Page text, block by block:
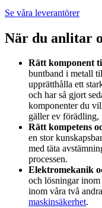
Se våra leverantörer
När du anlitar
Rätt komponent
buntband i metall
upprätthålla ett
och har så gjort
komponenter du
gäller ev förädling,
Rätt kompetens
en stor
med täta
processen.
Elektromekanik
och lösningar
inom våra två
maskinsäkerhet.